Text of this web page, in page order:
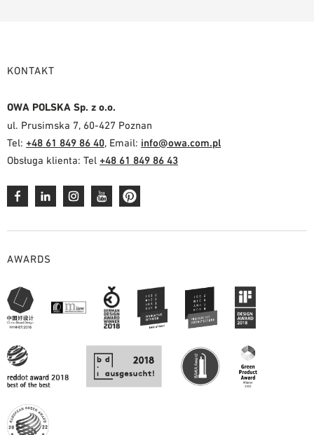
KONTAKT
OWA POLSKA Sp. z o.o.
ul. Prusimska 7, 60-427 Poznan
Tel: +48 61 849 86 40, Email: info@owa.com.pl
Obsługa klienta: Tel +48 61 849 86 43
AWARDS